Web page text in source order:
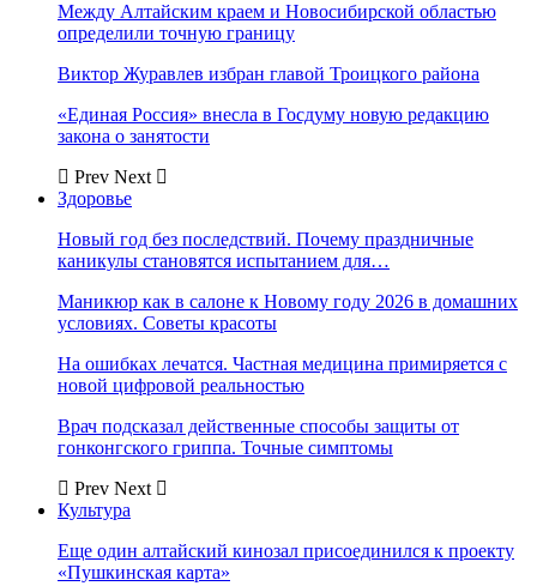
Между Алтайским краем и Новосибирской областью
определили точную границу
Виктор Журавлев избран главой Троицкого района
«Единая Россия» внесла в Госдуму новую редакцию
закона о занятости
Prev Next
Здоровье
Новый год без последствий. Почему праздничные
каникулы становятся испытанием для…
Маникюр как в салоне к Новому году 2026 в домашних
условиях. Советы красоты
На ошибках лечатся. Частная медицина примиряется с
новой цифровой реальностью
Врач подсказал действенные способы защиты от
гонконгского гриппа. Точные симптомы
Prev Next
Культура
Еще один алтайский кинозал присоединился к проекту
«Пушкинская карта»